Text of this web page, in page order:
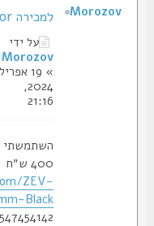
למכירה Zev v2 compensator
על ידי
Morozov
» 19 אפריל
2024,
21:16
השתמשתי כמה
ZEV-
-9mm-Black
0547454142
Morozov